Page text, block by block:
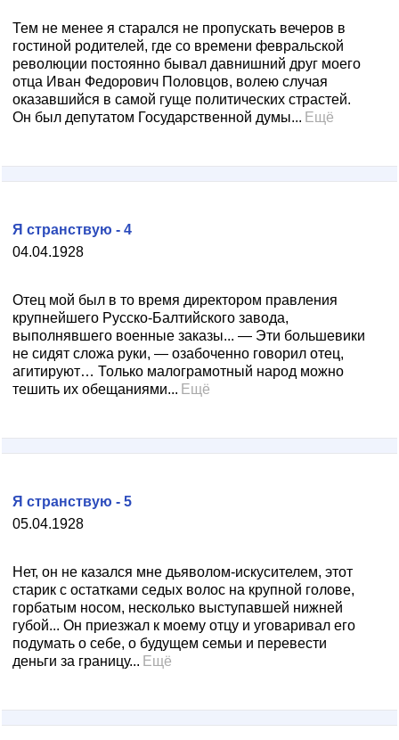
Тем не менее я старался не пропускать вечеров в
гостиной родителей, где со времени февральской
революции постоянно бывал давнишний друг моего
отца Иван Федорович Половцов, волею случая
оказавшийся в самой гуще политических страстей.
Он был депутатом Государственной думы... Ещё
04.04.1928
Я странствую - 4
Отец мой был в то время директором правления
крупнейшего Русско-Балтийского завода,
выполнявшего военные заказы... — Эти большевики
не сидят сложа руки, — озабоченно говорил отец,
агитируют… Только малограмотный народ можно
тешить их обещаниями... Ещё
05.04.1928
Я странствую - 5
Нет, он не казался мне дьяволом-искусителем, этот
старик с остатками седых волос на крупной голове,
горбатым носом, несколько выступавшей нижней
губой... Он приезжал к моему отцу и уговаривал его
подумать о себе, о будущем семьи и перевести
деньги за границу... Ещё